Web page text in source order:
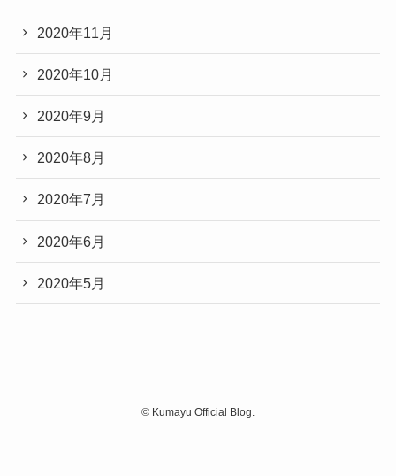
2020年11月
2020年10月
2020年9月
2020年8月
2020年7月
2020年6月
2020年5月
© Kumayu Official Blog.